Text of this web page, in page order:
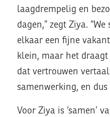
laagdrempelig en
dagen,” zegt Ziya.
elkaar een fijne
klein, maar het
dat vertrouwen
samenwerking, en
Voor Ziya is ‘samen’